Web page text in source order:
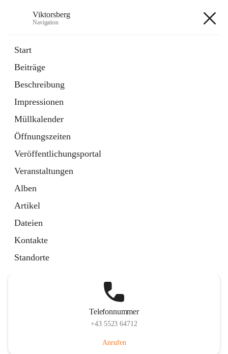
Viktorsberg
Navigation
Start
Beiträge
Beschreibung
Impressionen
Müllkalender
Öffnungszeiten
Veröffentlichungsportal
Veranstaltungen
Alben
Artikel
Dateien
Kontakte
Standorte
1 Schnellzugriff
Bürgerservice
10 Schnellzugriffe
Telefonnummer
+43 5523 64712
Anrufen